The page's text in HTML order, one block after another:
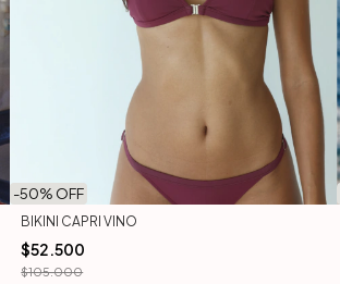
-50% OFF
BIKINI CAPRI VINO
$52.500
$105.000